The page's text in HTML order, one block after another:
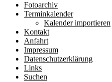
Fotoarchiv
Terminkalender
Kalender importieren
Kontakt
Anfahrt
Impressum
Datenschutzerklärung
Links
Suchen